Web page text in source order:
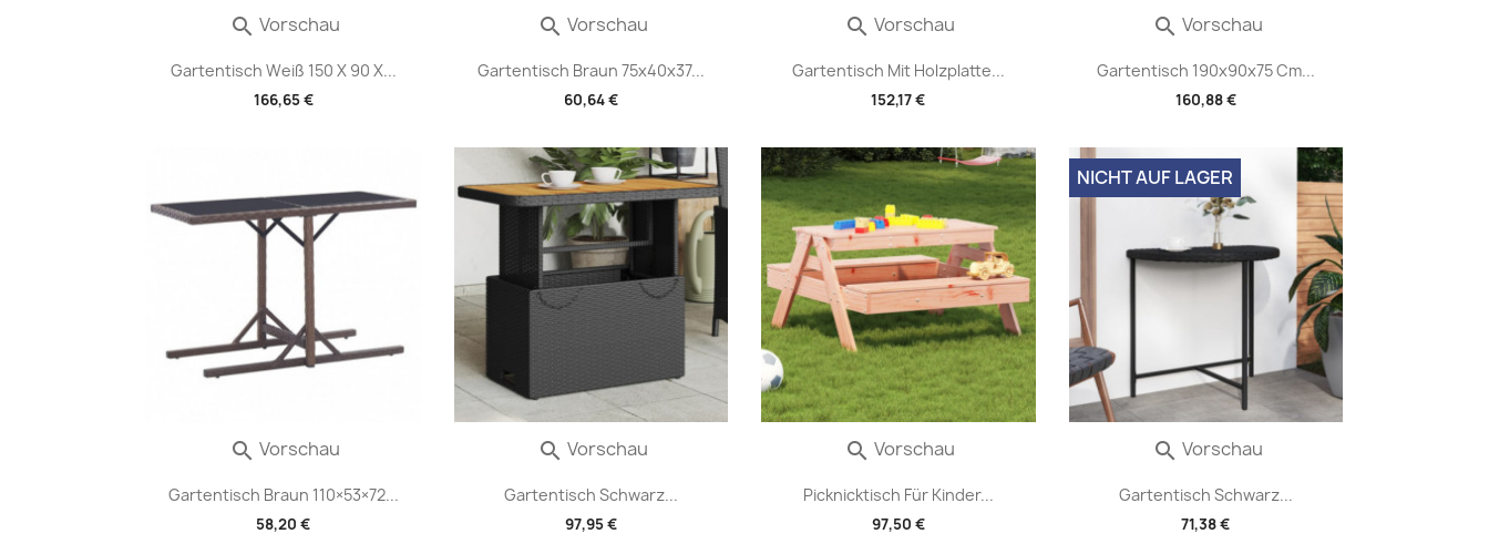
Gartentisch Weiß 150 X 90 X...
166,65 €
 Vorschau
Gartentisch Braun 75x40x37...
60,64 €
 Vorschau
Gartentisch Mit Holzplatte...
152,17 €
 Vorschau
Gartentisch 190x90x75 Cm...
160,88 €
 Vorschau
Gartentisch Braun 110×53×72...
58,20 €
 Vorschau
Gartentisch Schwarz...
97,95 €
 Vorschau
Picknicktisch Für Kinder...
97,50 €
 Vorschau
Gartentisch Schwarz...
71,38 €
NICHT AUF LAGER
 Vorschau